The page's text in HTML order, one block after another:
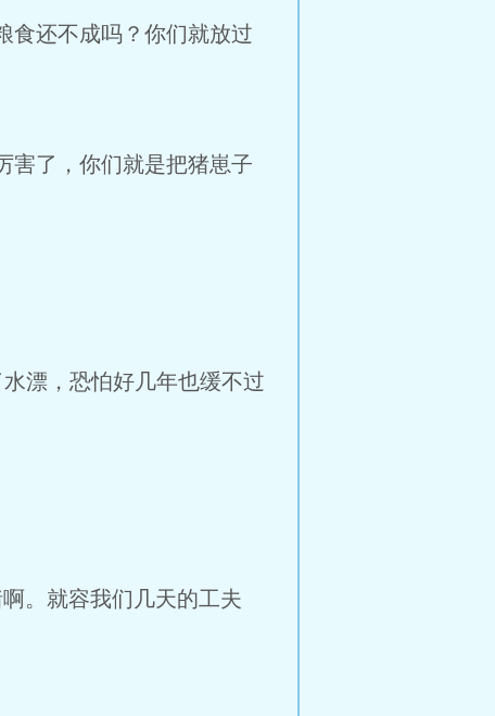
还不成吗？你们就放过
了，你们就是把猪崽子
漂，恐怕好几年也缓不过
。就容我们几天的工夫